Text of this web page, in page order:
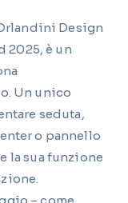
Design
2025, è un
Un unico
seduta,
o pannello
la sua funzione